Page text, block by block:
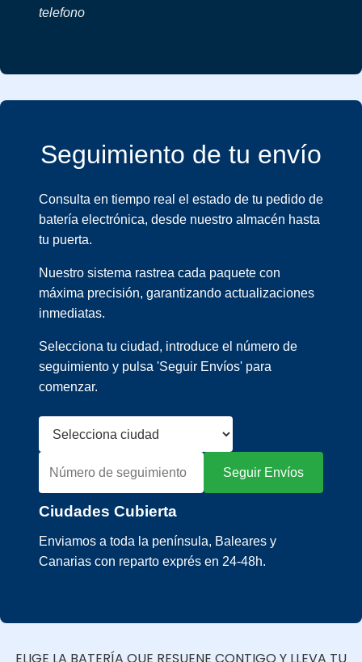
telefono
Seguimiento de tu envío
Consulta en tiempo real el estado de tu pedido de
batería electrónica, desde nuestro almacén hasta
tu puerta.
Nuestro sistema rastrea cada paquete con
máxima precisión, garantizando actualizaciones
inmediatas.
Selecciona tu ciudad, introduce el número de
seguimiento y pulsa 'Seguir Envíos' para
comenzar.
Seguir Envíos
Ciudades Cubierta
Enviamos a toda la península, Baleares y
Canarias con reparto exprés en 24-48h.